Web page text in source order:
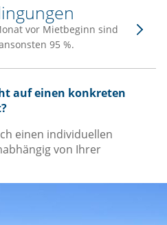
vor Mietbeginn sind
95 %.
auf einen konkreten
einen individuellen
von Ihrer